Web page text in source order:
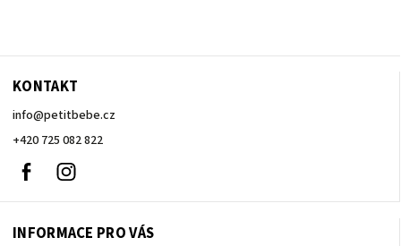
KONTAKT
info@petitbebe.cz
+420 725 082 822
Facebook
INFORMACE PRO VÁS